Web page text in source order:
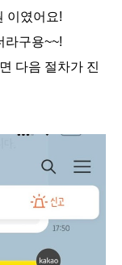
이였어요!
라구용~~!
다음 절차가 진